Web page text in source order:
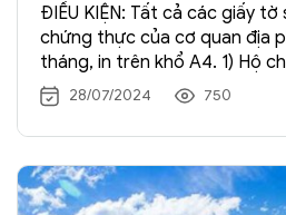
ĐIỀU KIỆN: Tất cả các giấy
chứng thực của cơ quan địa
tháng, in trên khổ A4. 1) Hộ
trên 6 tháng sau khi kết thúc
và ghi rõ họ tên ở trang 03,
28/07/2024 750